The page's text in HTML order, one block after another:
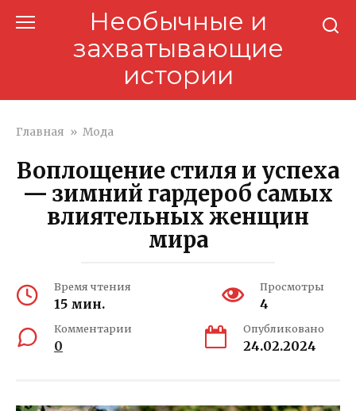
Необычные и
захватывающие
истории
Главная » Мода
Воплощение стиля и успеха
— зимний гардероб самых
влиятельных женщин
мира
Время чтения
15 мин.
Просмотры
4
Комментарии
0
Опубликовано
24.02.2024